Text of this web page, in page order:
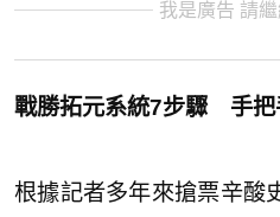
我是廣告 請
戰勝拓元系統7步驟 手
根據記者多年來搶票辛酸